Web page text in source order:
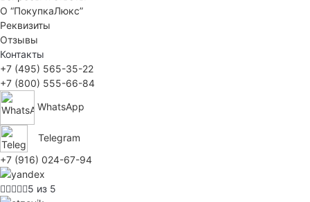
О “ПокупкаЛюкс”
Реквизиты
Отзывы
Контакты
+7 (495) 565-35-22
+7 (800) 555-66-84
WhatsApp
Telegram
+7 (916) 024-67-94
5 из 5